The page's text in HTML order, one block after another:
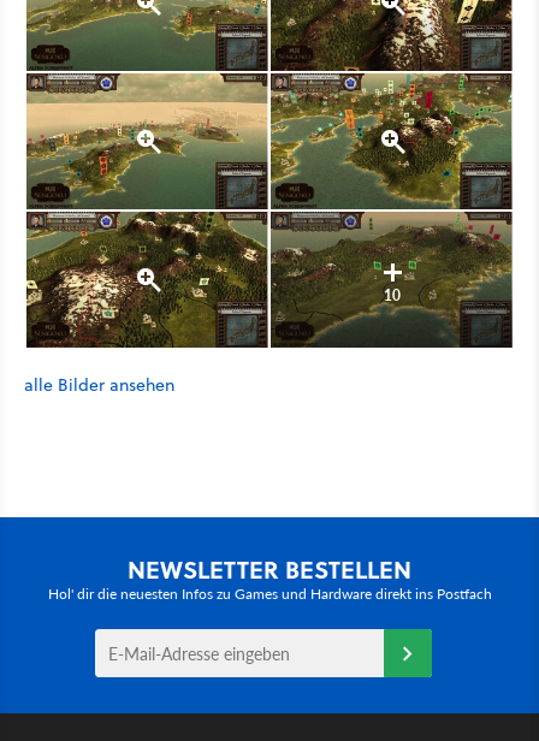
10
alle Bilder ansehen
NEWSLETTER BESTELLEN
Hol' dir die neuesten Infos zu Games und Hardware direkt ins Postfach